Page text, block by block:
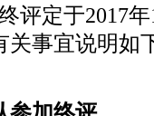
评定于2017
关事宜说明如